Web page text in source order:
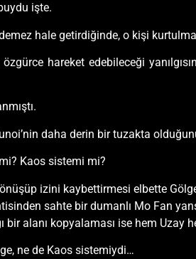
işte.
hale getirdiğinde, o kişi
hareket edebileceği
daha derin bir tuzakta
Kaos sistemi mi?
izini kaybettirmesi elbette
sahte bir dumanlı Mo Fan
bir alanı kopyalaması ise hem Uzay
ne de Kaos sistemiydi…